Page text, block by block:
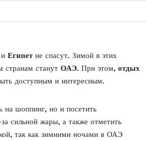
и Египетне спасут. Зимой в этих
странам станут ОАЭ. При этом, отдых
доступным и интересным.
на шоппинг, но и посетить
сильной жары, а также отметить
так как зимними ночами в ОАЭ